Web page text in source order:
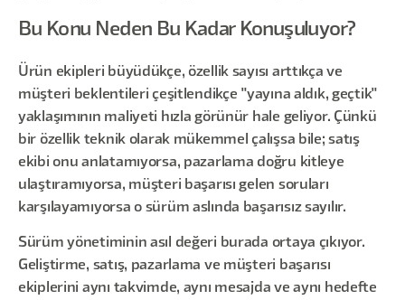
Bu Konu Neden Bu Kadar Konuşuluyor?
Ürün ekipleri büyüdükçe, özellik sayısı arttıkça ve
müşteri beklentileri çeşitlendikçe "yayına aldık, geçtik"
yaklaşımının maliyeti hızla görünür hale geliyor. Çünkü
bir özellik teknik olarak mükemmel çalışsa bile; satış
ekibi onu anlatamıyorsa, pazarlama doğru kitleye
ulaştıramıyorsa, müşteri başarısı gelen soruları
karşılayamıyorsa o sürüm aslında başarısız sayılır.
Sürüm yönetiminin asıl değeri burada ortaya çıkıyor.
Geliştirme, satış, pazarlama ve müşteri başarısı
ekiplerini aynı takvimde, aynı mesajda ve aynı hedefte